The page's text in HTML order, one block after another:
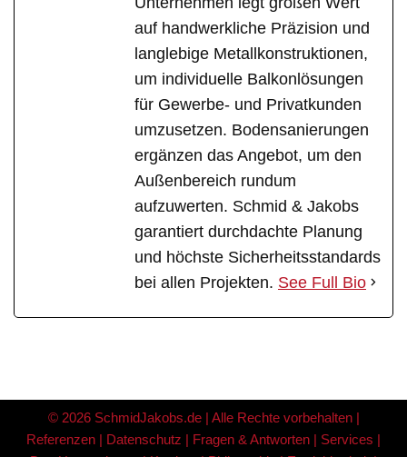
auf handwerkliche Präzision und
langlebige Metallkonstruktionen,
um individuelle Balkonlösungen
für Gewerbe- und Privatkunden
umzusetzen. Bodensanierungen
ergänzen das Angebot, um den
Außenbereich rundum
aufzuwerten. Schmid & Jakobs
garantiert durchdachte Planung
und höchste Sicherheitsstandards
bei allen Projekten. See Full Bio
© 2026 SchmidJakobs.de | Alle Rechte vorbehalten |
Referenzen | Datenschutz | Fragen & Antworten | Services |